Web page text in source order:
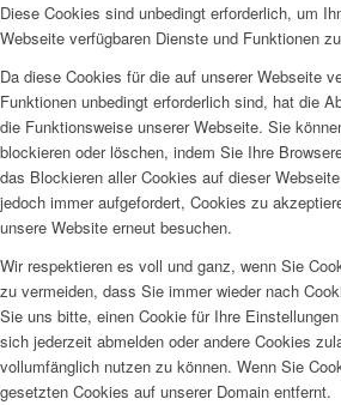
Diese Cookies sind unbedingt erforderlich, um
Webseite verfügbaren Dienste und Funktionen
Da diese Cookies für die auf unserer Webseite
Funktionen unbedingt erforderlich sind, hat die
die Funktionsweise unserer Webseite. Sie
blockieren oder löschen, indem Sie Ihre
das Blockieren aller Cookies auf dieser
jedoch immer aufgefordert, Cookies zu
unsere Website erneut besuchen.
Wir respektieren es voll und ganz, wenn Sie
zu vermeiden, dass Sie immer wieder nach
Sie uns bitte, einen Cookie für Ihre
sich jederzeit abmelden oder andere Cookies
vollumfänglich nutzen zu können. Wenn Sie
gesetzten Cookies auf unserer Domain entfernt.